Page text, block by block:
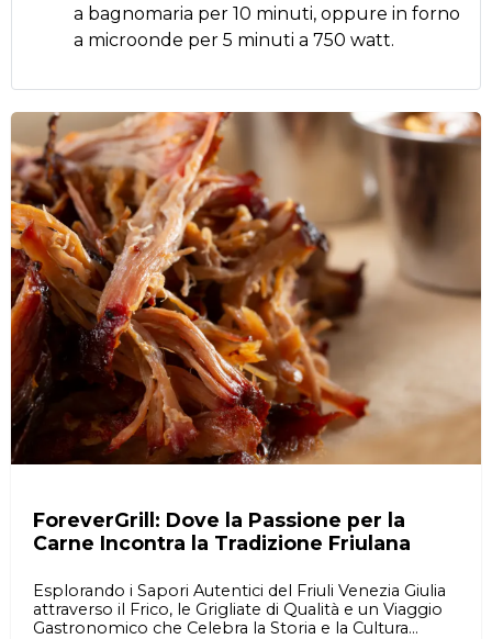
a bagnomaria per 10 minuti, oppure in forno
a microonde per 5 minuti a 750 watt.
ForeverGrill: Dove la Passione per la
Carne Incontra la Tradizione Friulana
Esplorando i Sapori Autentici del Friuli Venezia Giulia
attraverso il Frico, le Grigliate di Qualità e un Viaggio
Gastronomico che Celebra la Storia e la Cultura